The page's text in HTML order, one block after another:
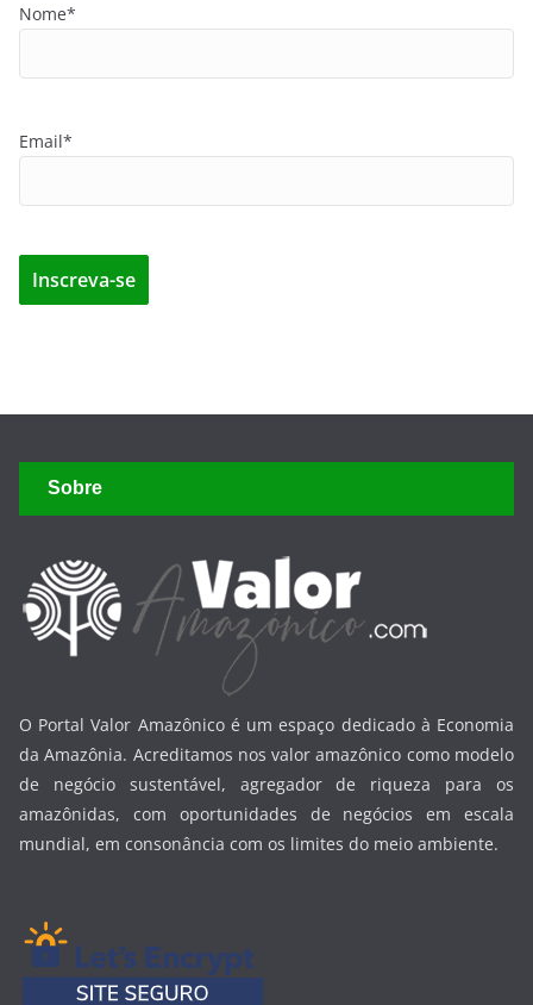
Nome*
Email*
Sobre
O Portal Valor Amazônico é um espaço dedicado à Economia
da Amazônia. Acreditamos nos valor amazônico como modelo
de negócio sustentável, agregador de riqueza para os
amazônidas, com oportunidades de negócios em escala
mundial, em consonância com os limites do meio ambiente.